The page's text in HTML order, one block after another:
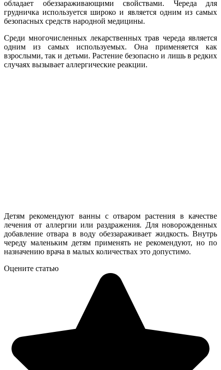
обладает обеззараживающими свойствами. Череда для
грудничка используется широко и является одним из самых
безопасных средств народной медицины.
Среди многочисленных лекарственных трав череда является
одним из самых используемых. Она применяется как
взрослыми, так и детьми. Растение безопасно и лишь в редких
случаях вызывает аллергические реакции.
Детям рекомендуют ванны с отваром растения в качестве
лечения от аллергии или раздражения. Для новорожденных
добавление отвара в воду обеззараживает жидкость. Внутрь
череду маленьким детям применять не рекомендуют, но по
назначению врача в малых количествах это допустимо.
Оцените статью